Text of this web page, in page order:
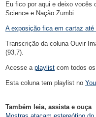
Eu fico por aqui e deixo vocês
Science e Nação Zumbi.
A exposição fica em cartaz
Transcrição da coluna Ouvir
(93,7).
Acesse a playlist com todos
Esta coluna tem playlist no
Também leia, assista e ouça